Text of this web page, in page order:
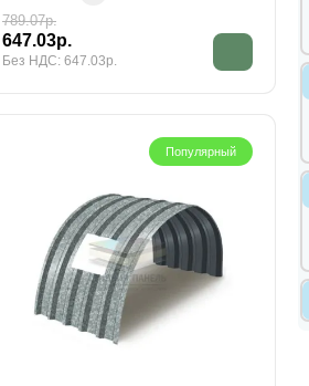
789.07р.
647.03р.
Без НДС: 647.03р.
Популярный